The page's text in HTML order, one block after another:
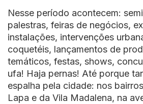
Nesse período acontecem:
palestras, feiras de negócios,
instalações, intervenções
coquetéis, lançamentos de
temáticos, festas, shows,
ufa! Haja pernas! Até porque
espalha pela cidade: nos
Lapa e da Vila Madalena, na